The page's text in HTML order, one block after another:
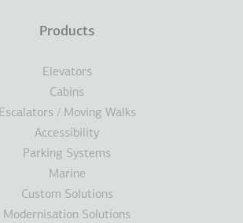
Products
Elevators
Cabins
Escalators / Moving Walks
Accessibility
Parking Systems
Marine
Custom Solutions
Modernisation Solutions